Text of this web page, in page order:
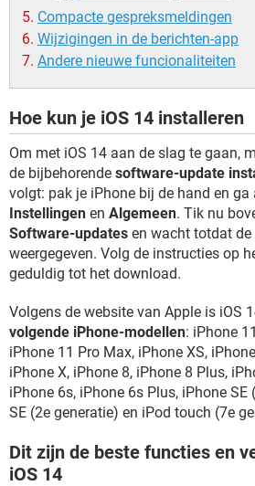
Compacte gespreksmeldingen
Wijzigingen in de berichten-app
Andere nieuwe funcionaliteiten
Hoe kun je iOS 14 installeren
Om met iOS 14 aan de slag te gaan,
de bijbehorende software-update
volgt: pak je iPhone bij de hand en
Instellingen en Algemeen. Tik nu
Software-updates en wacht totdat
weergegeven. Volg de instructies op
geduldig tot het download.
Volgens de website van Apple is iOS
volgende iPhone-modellen: iPhone
iPhone 11 Pro Max, iPhone XS,
iPhone X, iPhone 8, iPhone 8 Plus,
iPhone 6s, iPhone 6s Plus, iPhone SE
SE (2e generatie) en iPod touch (7e
Dit zijn de beste functies en
iOS 14